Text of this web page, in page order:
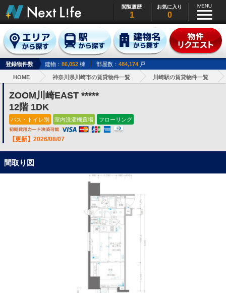
閲覧履歴
1
お気に入り
0
登録物件数 建物： 86,052 棟 部屋数： 484,174 戸
HOME 神奈川県川崎市の賃貸物件一覧 川崎駅の賃貸物件一覧
ZOOM川崎EAST *****
12階 1DK
バス・トイレ別 室内洗濯機置場 フローリング
【更新】2026/08/07
間取り図